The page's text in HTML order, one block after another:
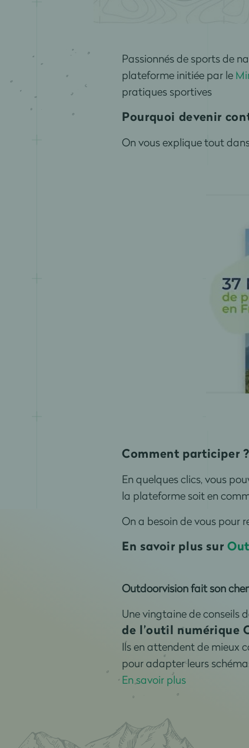
Passionnés de sports de
plateforme initiée par le
pratiques sportives
Pourquoi devenir
On vous explique tout
Comment participer ?
En quelques clics, vous
la plateforme soit en
On a besoin de vous pour
En savoir plus sur
Outdoorvision fait son
Une vingtaine de conseils
de l’outil numérique
Ils en attendent de mieux
pour adapter leurs
En savoir plus